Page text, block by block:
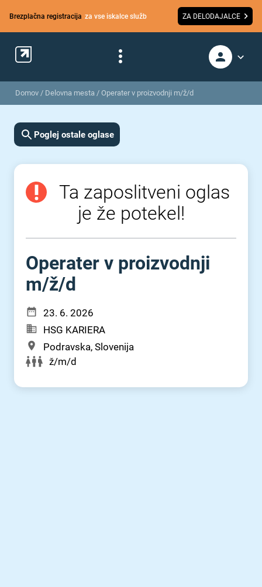
Brezplačna registracija za vse iskalce služb ZA DELODAJALCE
Domov / Delovna mesta / Operater v proizvodnji m/ž/d
Poglej ostale oglase
Ta zaposlitveni oglas
je že potekel!
Operater v proizvodnji
m⁠/⁠ž⁠/⁠d
23. 6. 2026
HSG KARIERA
Podravska, Slovenija
ž/m/d